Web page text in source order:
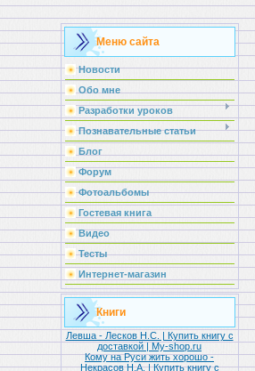
Меню сайта
Новости
Обо мне
Разработки уроков
Познавательные статьи
Блог
Форум
Фотоальбомы
Гостевая книга
Видео
Тесты
Интернет-магазин
Книги
Левша - Лесков Н.С. | Купить книгу с
доставкой | My-shop.ru
Кому на Руси жить хорошо -
Некрасов Н.А. | Купить книгу с